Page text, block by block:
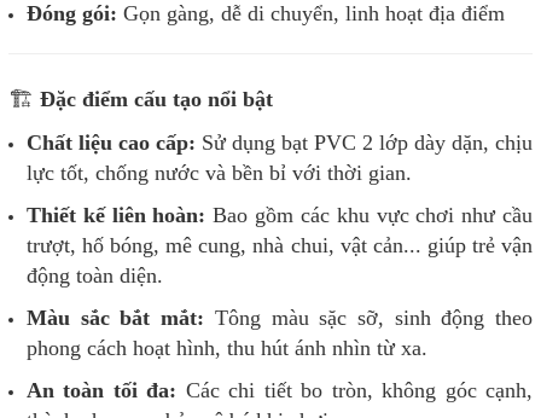
Đóng gói: Gọn gàng, dễ di chuyển, linh hoạt địa điểm
🏗️ Đặc điểm cấu tạo nổi bật
Chất liệu cao cấp: Sử dụng bạt PVC 2 lớp dày dặn, chịu
lực tốt, chống nước và bền bỉ với thời gian.
Thiết kế liên hoàn: Bao gồm các khu vực chơi như cầu
trượt, hố bóng, mê cung, nhà chui, vật cản... giúp trẻ vận
động toàn diện.
Màu sắc bắt mắt: Tông màu sặc sỡ, sinh động theo
phong cách hoạt hình, thu hút ánh nhìn từ xa.
An toàn tối đa: Các chi tiết bo tròn, không góc cạnh,